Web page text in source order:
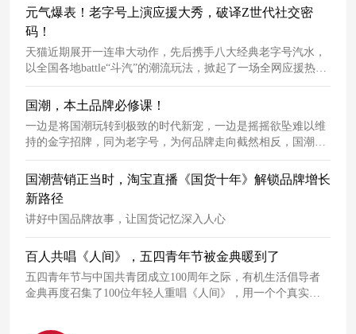
元气爆表！老字号上演应援大秀，破译Z世代社交密
码！
天猫近期展开一连串大动作，先后携手八大经典老字号汽水，
以全国各地battle“斗汽”的潮流玩法，掀起了一场全网应援热
浪。
国潮，本土品牌必修课！
一边是将国潮玩转到极致的时代新宠，一边是摇摇欲坠难以维
持的金字招牌，同为老字号，为何品牌走向截然相反，国潮复
兴下的老字号出路究竟是什么？
国潮营销正当时，淘宝直播《国货十年》解锁品牌增长
新路径
讲好中国品牌故事，让国货记忆深入人心
百人共唱《人间》，五四青年节被金典暖到了
五四青年节与中国共青团成立100周年之际，有机生活倡导者
金典再度召集了100位年轻人重唱《人间》，用一个个真实戳